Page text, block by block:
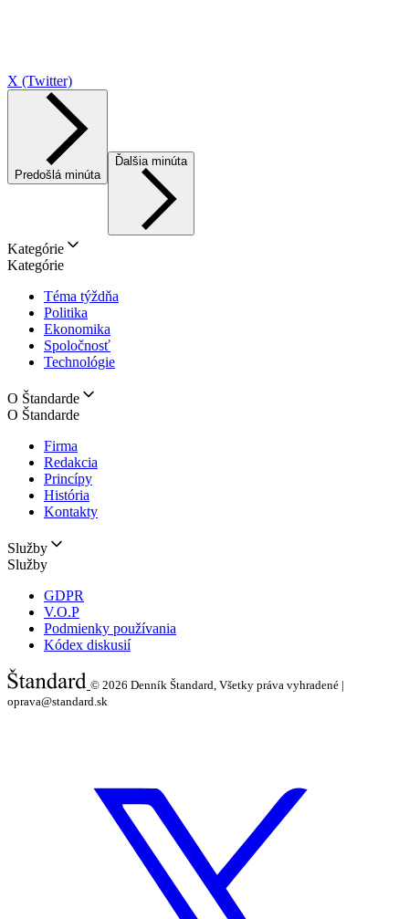
X (Twitter)
Predošlá minúta
Ďalšia minúta
Kategórie
Kategórie
Téma týždňa
Politika
Ekonomika
Spoločnosť
Technológie
O Štandarde
O Štandarde
Firma
Redakcia
Princípy
História
Kontakty
Služby
Služby
GDPR
V.O.P
Podmienky používania
Kódex diskusií
© 2026 Denník Štandard, Všetky práva vyhradené |
oprava@standard.sk